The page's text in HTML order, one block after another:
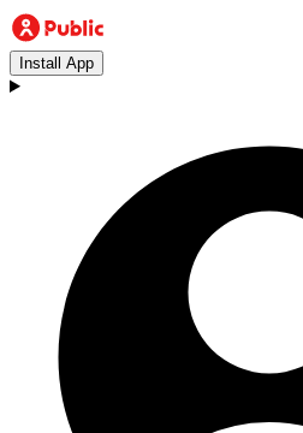
Install App